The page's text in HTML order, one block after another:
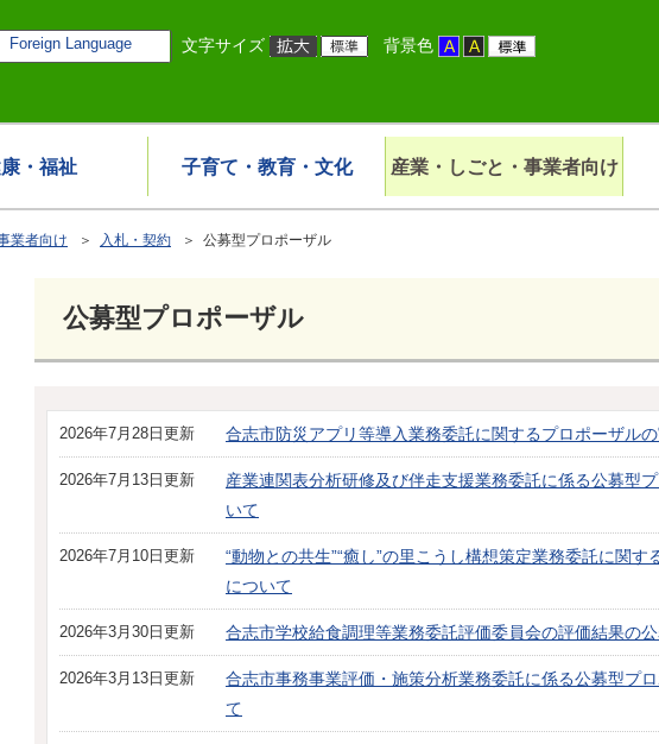
Foreign Language 文字サイズ 背景色
・福祉 子育て・教育・文化 産業・しごと・事業者向け
業者向け ＞ 入札・契約 ＞ 公募型プロポーザル
公募型プロポーザル
2026年7月28日更新 合志市防災アプリ等導入業務委託に関するプロポーザル
2026年7月13日更新
産業連関表分析研修及び伴走支援業務委託に係る公募型
いて
2026年7月10日更新
“動物との共生”“癒し”の里こうし構想策定業務委託に関す
について
2026年3月30日更新 合志市学校給食調理等業務委託評価委員会の評価結果の
2026年3月13日更新
合志市事務事業評価・施策分析業務委託に係る公募型プ
て